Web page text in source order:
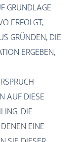
GRUNDLAGE
ERFOLGT,
GRÜNDEN, DIE
ERGEBEN,
AUF DIESE
DIE
EINE